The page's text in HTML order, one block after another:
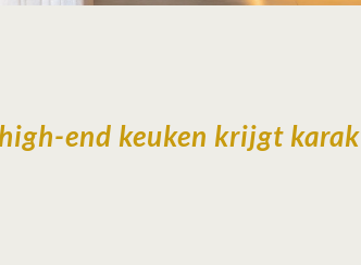
end keuken krijgt